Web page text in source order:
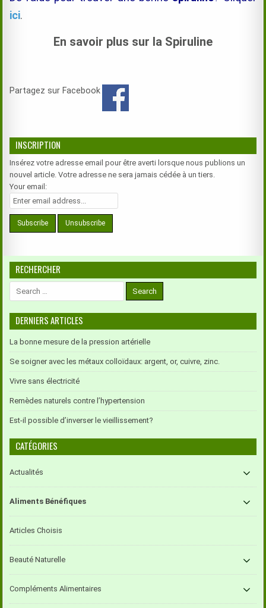
ici.
En savoir plus sur la Spiruline
Partagez sur Facebook
INSCRIPTION
Insérez votre adresse email pour être averti lorsque nous publions un
nouvel article. Votre adresse ne sera jamais cédée à un tiers.
Your email:
RECHERCHER
Search
for:
DERNIERS ARTICLES
La bonne mesure de la pression artérielle
Se soigner avec les métaux colloïdaux: argent, or, cuivre, zinc.
Vivre sans électricité
Remèdes naturels contre l’hypertension
Est-il possible d’inverser le vieillissement?
CATÉGORIES
Actualités
Aliments Bénéfiques
Articles Choisis
Beauté Naturelle
Compléments Alimentaires